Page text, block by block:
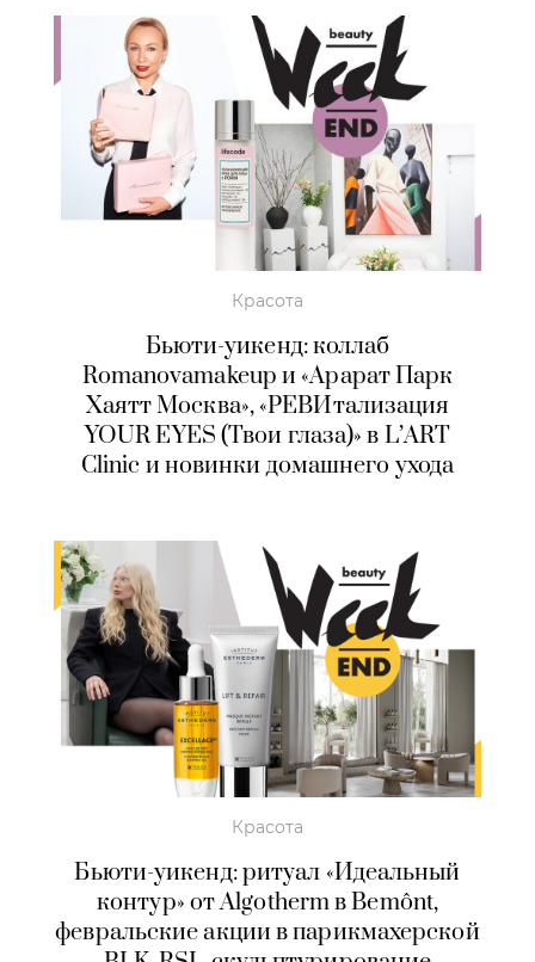
Красота
Бьюти-уикенд: коллаб
Romanovamakeup и «Арарат Парк
Хаятт Москва», «РЕВИтализация
YOUR EYES (Твои глаза)» в L’ART
Clinic и новинки домашнего ухода
Красота
Бьюти-уикенд: ритуал «Идеальный
контур» от Algotherm в Bemônt,
февральские акции в парикмахерской